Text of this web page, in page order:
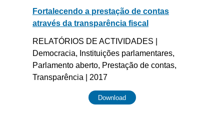
Fortalecendo a prestação de contas
através da transparência fiscal
RELATÓRIOS DE ACTIVIDADES |
Democracia, Instituições parlamentares,
Parlamento aberto, Prestação de contas,
Transparência | 2017
Download